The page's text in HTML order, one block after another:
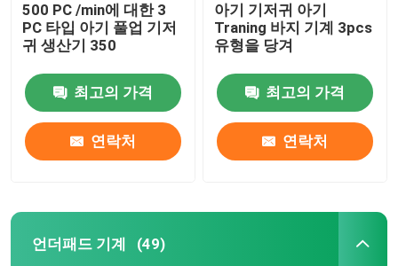
500 PC /min에 대한 3
PC 타입 아기 풀업 기저
귀 생산기 350
최고의 가격
연락처
아기 기저귀 아기
Traning 바지 기계 3pcs
유형을 당겨
최고의 가격
연락처
언더패드 기계 (49)